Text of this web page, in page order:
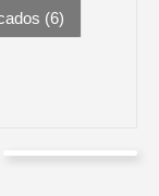
(6)